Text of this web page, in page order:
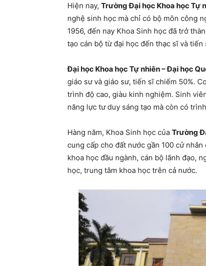
Hiện nay, Trường Đại học Khoa học Tự
nghệ sinh học mà chỉ có bộ môn công
1956, đến nay Khoa Sinh học đã trở
tạo cán bộ từ đại học đến thạc sĩ và
Đại học Khoa học Tự nhiên – Đại học
giáo sư và giáo sư, tiến sĩ chiếm 50%.
trình độ cao, giàu kinh nghiệm. Sinh
năng lực tư duy sáng tạo mà còn có
Hàng năm, Khoa Sinh học của Trường
cung cấp cho đất nước gần 100 cử
khoa học đầu ngành, cán bộ lãnh đạo,
học, trung tâm khoa học trên cả nước.